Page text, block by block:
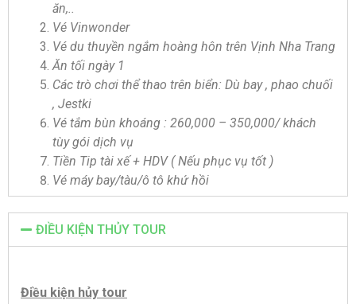
ăn,..
Vé Vinwonder
Vé du thuyền ngắm hoàng hôn trên Vịnh Nha Trang
Ăn tối ngày 1
Các trò chơi thể thao trên biển: Dù bay , phao chuối
, Jestki
Vé tắm bùn khoáng : 260,000 – 350,000/ khách
tùy gói dịch vụ
Tiền Tip tài xế + HDV ( Nếu phục vụ tốt )
Vé máy bay/tàu/ô tô khứ hồi
ĐIỀU KIỆN THỦY TOUR
Điều kiện hủy tour